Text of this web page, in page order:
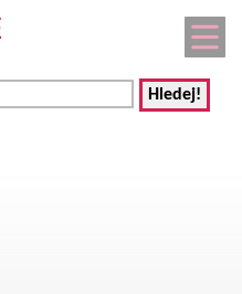
Hledej!